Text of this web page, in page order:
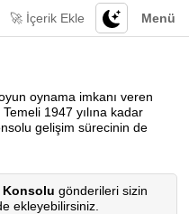
Menü
🚀 İçerik Ekle
oynama imkanı veren
1947 yılına kadar
gelişim sürecinin de
Konsolu gönderileri sizin
ekleyebilirsiniz.